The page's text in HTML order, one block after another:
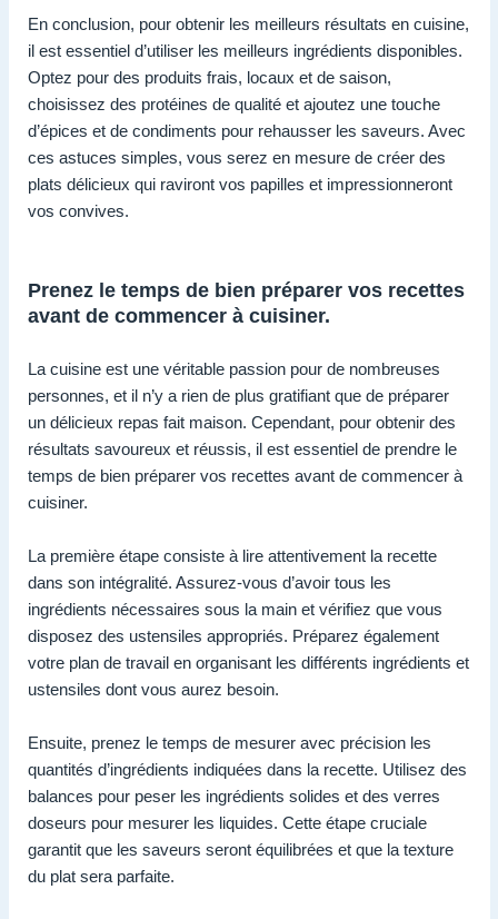
En conclusion, pour obtenir les meilleurs résultats en cuisine,
il est essentiel d’utiliser les meilleurs ingrédients disponibles.
Optez pour des produits frais, locaux et de saison,
choisissez des protéines de qualité et ajoutez une touche
d’épices et de condiments pour rehausser les saveurs. Avec
ces astuces simples, vous serez en mesure de créer des
plats délicieux qui raviront vos papilles et impressionneront
vos convives.
Prenez le temps de bien préparer vos recettes
avant de commencer à cuisiner.
La cuisine est une véritable passion pour de nombreuses
personnes, et il n’y a rien de plus gratifiant que de préparer
un délicieux repas fait maison. Cependant, pour obtenir des
résultats savoureux et réussis, il est essentiel de prendre le
temps de bien préparer vos recettes avant de commencer à
cuisiner.
La première étape consiste à lire attentivement la recette
dans son intégralité. Assurez-vous d’avoir tous les
ingrédients nécessaires sous la main et vérifiez que vous
disposez des ustensiles appropriés. Préparez également
votre plan de travail en organisant les différents ingrédients et
ustensiles dont vous aurez besoin.
Ensuite, prenez le temps de mesurer avec précision les
quantités d’ingrédients indiquées dans la recette. Utilisez des
balances pour peser les ingrédients solides et des verres
doseurs pour mesurer les liquides. Cette étape cruciale
garantit que les saveurs seront équilibrées et que la texture
du plat sera parfaite.